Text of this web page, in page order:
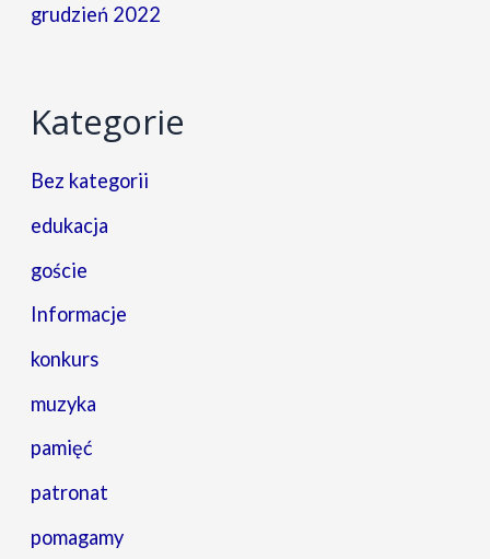
grudzień 2022
Kategorie
Bez kategorii
edukacja
goście
Informacje
konkurs
muzyka
pamięć
patronat
pomagamy